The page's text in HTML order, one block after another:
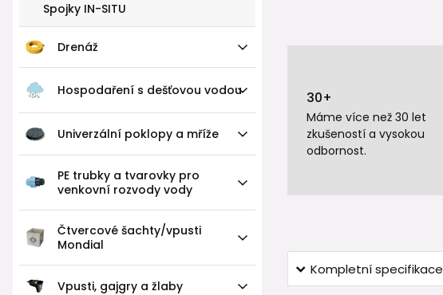
Spojky IN-SITU
Drenáž
Hospodaření s dešťovou vodou
Univerzální poklopy a mříže
PE trubky a tvarovky pro
venkovní rozvody vody
Čtvercové šachty/vpusti
Mondial
Vpusti, gajgry a žlaby
30+
Máme více než 30 let
zkušeností a vysokou
odbornost.
Kompletní specifikace